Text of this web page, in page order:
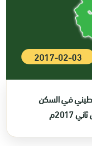
2017-02-03
في السكن